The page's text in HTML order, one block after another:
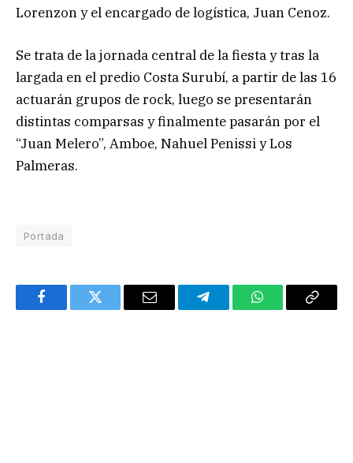
Lorenzon y el encargado de logística, Juan Cenoz.
Se trata de la jornada central de la fiesta y tras la
largada en el predio Costa Surubí, a partir de las 16
actuarán grupos de rock, luego se presentarán
distintas comparsas y finalmente pasarán por el
“Juan Melero”, Amboe, Nahuel Penissi y Los
Palmeras.
Portada
FacebookTwitter Email TelegramWhatsAppCopy